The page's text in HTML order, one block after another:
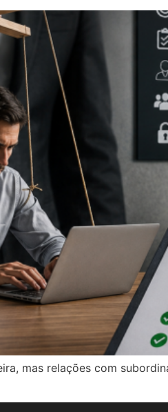
mas relações com